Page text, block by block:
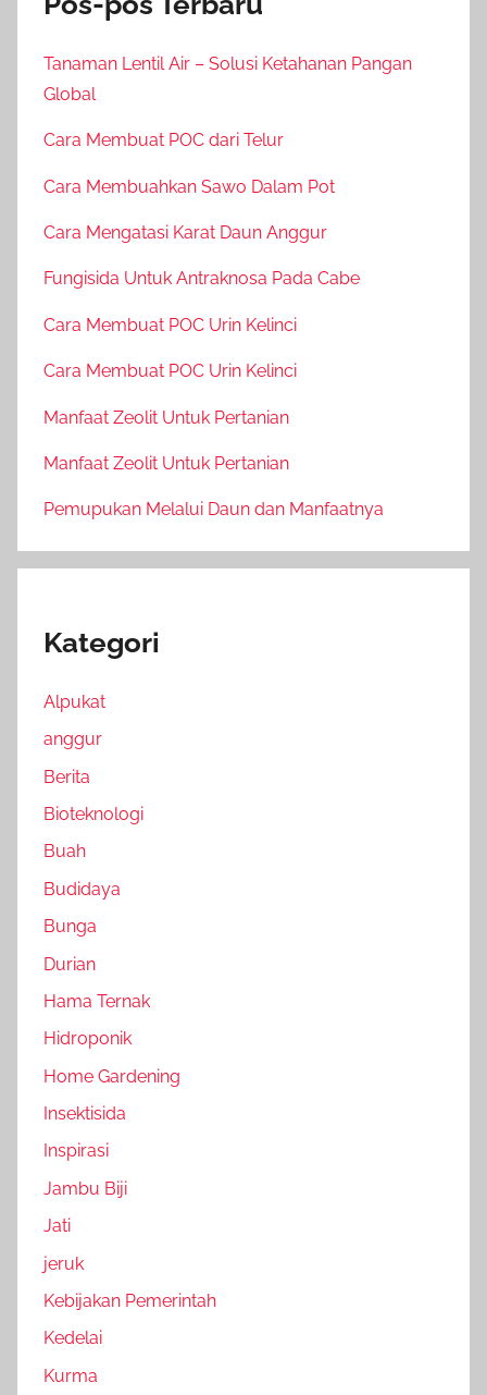
Tanaman Lentil Air – Solusi Ketahanan Pangan
Global
Cara Membuat POC dari Telur
Cara Membuahkan Sawo Dalam Pot
Cara Mengatasi Karat Daun Anggur
Fungisida Untuk Antraknosa Pada Cabe
Cara Membuat POC Urin Kelinci
Cara Membuat POC Urin Kelinci
Manfaat Zeolit Untuk Pertanian
Manfaat Zeolit Untuk Pertanian
Pemupukan Melalui Daun dan Manfaatnya
Kategori
Alpukat
anggur
Berita
Bioteknologi
Buah
Budidaya
Bunga
Durian
Hama Ternak
Hidroponik
Home Gardening
Insektisida
Inspirasi
Jambu Biji
Jati
jeruk
Kebijakan Pemerintah
Kedelai
Kurma